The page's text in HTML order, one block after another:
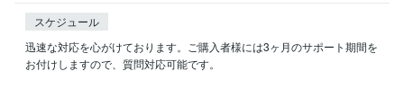
スケジュール
迅速な対応を心がけております。ご購入者様には3ヶ月のサポート期間を
お付けしますので、質問対応可能です。